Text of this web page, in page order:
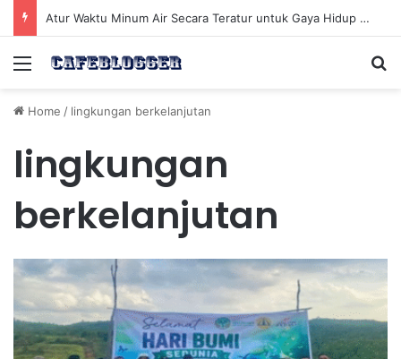
Atur Waktu Minum Air Secara Teratur untuk Gaya Hidup Sehat Sepanjang Hari
Menu
Home / lingkungan berkelanjutan
lingkungan
berkelanjutan